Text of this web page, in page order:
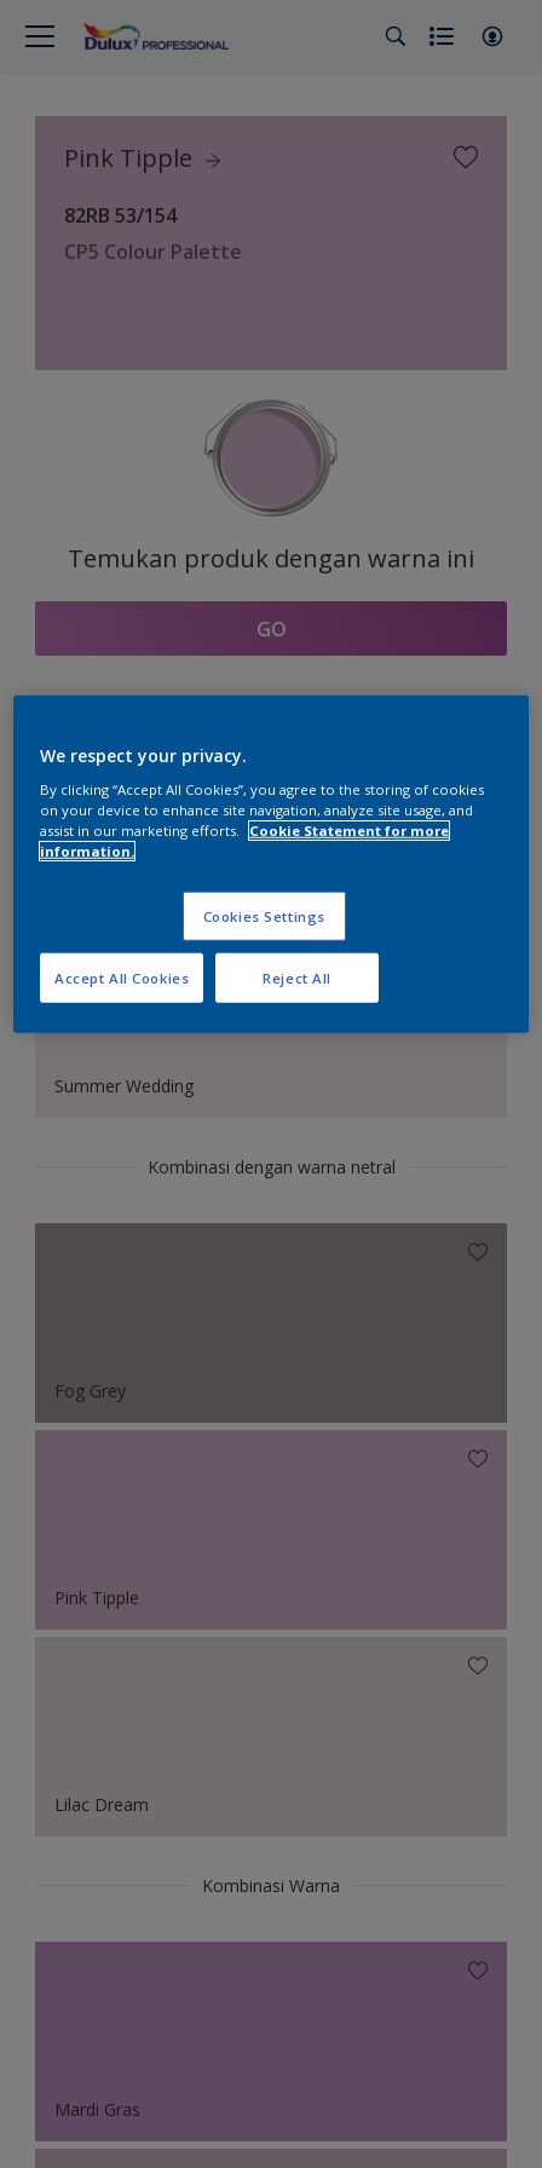
Pink Tipple
82RB 53/154
CP5 Colour Palette
Temukan produk dengan warna ini
GO
Bagian kordinasi warna
Summer Wedding
Kombinasi dengan warna netral
Fog Grey
Pink Tipple
Lilac Dream
Kombinasi Warna
Mardi Gras
We respect your privacy.
By clicking “Accept All Cookies”, you agree to the storing of cookies
on your device to enhance site navigation, analyze site usage, and
assist in our marketing efforts.
Cookie Statement for more
information.
Cookies Settings
Reject All
Accept All Cookies